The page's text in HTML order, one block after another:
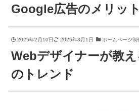
Google広告のメリット
2025年2月10日 2025年8月1日 ホームページ
Webデザイナーが教
のトレンド